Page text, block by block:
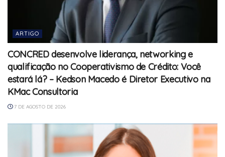
ARTIGO
CONCRED desenvolve liderança, networking e
qualificação no Cooperativismo de Crédito: Você
estará lá? – Kedson Macedo é Diretor Executivo na
KMac Consultoria
7 DE AGOSTO DE 2026